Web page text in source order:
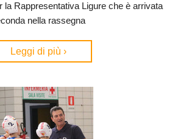
la Rappresentativa Ligure che è arrivata
nella rassegna
Leggi di più ›